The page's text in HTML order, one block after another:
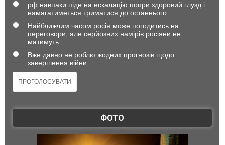
рф навпаки піде на ескалацію попри здоровий глузд і
намагатиметься триматися до останнього
Найближчим часом росія може погодитись на
переговори, але серйозних намірів росіяни не
матимуть
Вже давно не роблю жодних прогнозів щодо
завершення війни
ФОТО